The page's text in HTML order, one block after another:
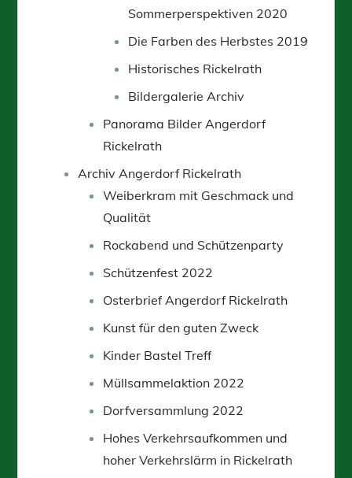
Sommerperspektiven 2020
Die Farben des Herbstes 2019
Historisches Rickelrath
Bildergalerie Archiv
Panorama Bilder Angerdorf
Rickelrath
Archiv Angerdorf Rickelrath
Weiberkram mit Geschmack und
Qualität
Rockabend und Schützenparty
Schützenfest 2022
Osterbrief Angerdorf Rickelrath
Kunst für den guten Zweck
Kinder Bastel Treff
Müllsammelaktion 2022
Dorfversammlung 2022
Hohes Verkehrsaufkommen und
hoher Verkehrslärm in Rickelrath